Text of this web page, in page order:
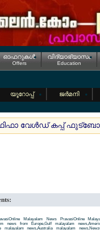
ഓഫറുകള്‍
Offers
വിദ്യാഭ്യാസം
Education
യൂറോപ്പ്
ജര്‍മനി
വേള്‍ഡ് കപ്പ്
Malayalam News PravasiOnline
news from Europe,Gulf malayalam
malayalam news,Australia malayalam